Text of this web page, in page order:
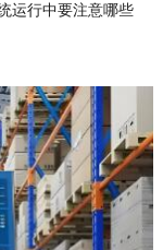
运行中要注意哪些